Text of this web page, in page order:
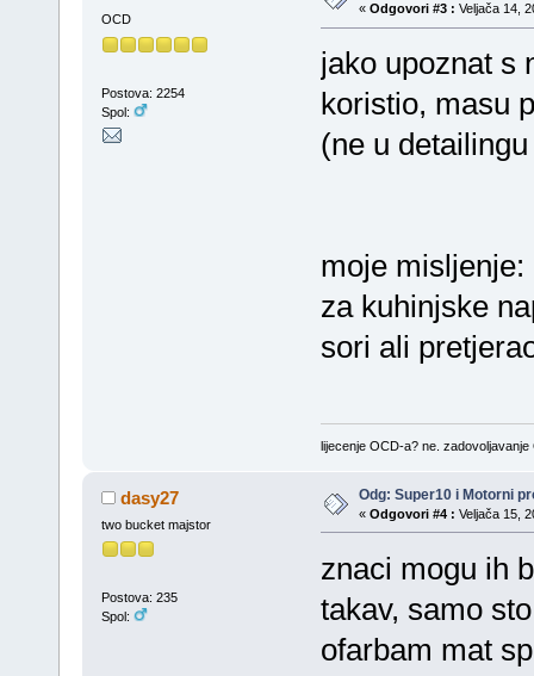
OCD
Postova: 2254
Spol:
« Odgovori #3 : Veljača 14,
jako upoznat s
koristio, masu
(ne u
moje
za kuhinjske
sori ali
lijecenje OCD-a? ne. zadovoljavanje
dasy27
two bucket majstor
Postova: 235
Spol:
Odg: Super10 i Motorni
« Odgovori #4 : Veljača 15,
znaci mogu ih
takav, samo
ofarbam mat